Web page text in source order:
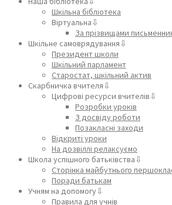
Шкільна бібліотека
Віртуальна⇩
За прізвищами
Шкільне самоврядування⇩
Президент школи
Шкільний парламент
Старостат, шкільний актив
Скарбничка вчителя⇩
Цифрові ресурси вчителів⇩
Розробки уроків
З досвіду роботи
Позакласні заходи
Відкриті уроки
На дозвіллі релаксуємо
Школа успішного батьківства⇩
Сторінка майбутнього
Поради батькам
Учням на допомогу⇩
Правила для учнів